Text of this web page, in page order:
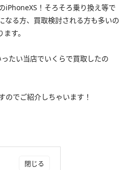
iPhoneXS！そろそろ乗り換え等で
なる方、買取検討される方も多いの
す。
たい当店でいくらで買取したの
のでご紹介しちゃいます！